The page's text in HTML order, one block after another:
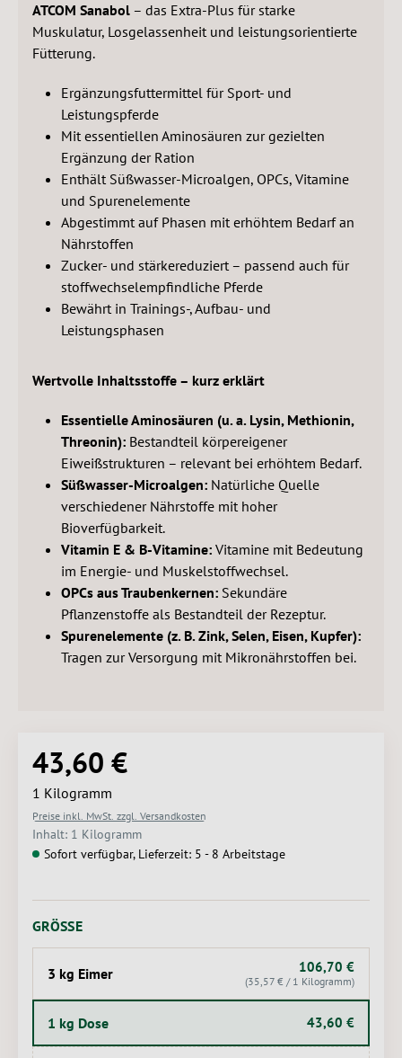
ATCOM Sanabol – das Extra-Plus für starke
Muskulatur, Losgelassenheit und leistungsorientierte
Fütterung.
Ergänzungsfuttermittel für Sport- und
Leistungspferde
Mit essentiellen Aminosäuren zur gezielten
Ergänzung der Ration
Enthält Süßwasser-Microalgen, OPCs, Vitamine
und Spurenelemente
Abgestimmt auf Phasen mit erhöhtem Bedarf an
Nährstoffen
Zucker- und stärkereduziert – passend auch für
stoffwechselempfindliche Pferde
Bewährt in Trainings-, Aufbau- und
Leistungsphasen
Wertvolle Inhaltsstoffe – kurz erklärt
Essentielle Aminosäuren (u. a. Lysin, Methionin,
Threonin): Bestandteil körpereigener
Eiweißstrukturen – relevant bei erhöhtem Bedarf.
Süßwasser-Microalgen: Natürliche Quelle
verschiedener Nährstoffe mit hoher
Bioverfügbarkeit.
Vitamin E & B-Vitamine: Vitamine mit Bedeutung
im Energie- und Muskelstoffwechsel.
OPCs aus Traubenkernen: Sekundäre
Pflanzenstoffe als Bestandteil der Rezeptur.
Spurenelemente (z. B. Zink, Selen, Eisen, Kupfer):
Tragen zur Versorgung mit Mikronährstoffen bei.
Regulärer Preis:
43,60 €
1 Kilogramm
Preise inkl. MwSt. zzgl. Versandkosten
Inhalt: 1 Kilogramm
Sofort verfügbar, Lieferzeit: 5 - 8 Arbeitstage
GRÖSSE AUSWÄHLEN
3 kg Eimer 106,70 €
(35,57 € / 1 Kilogramm)
1 kg Dose 43,60 €